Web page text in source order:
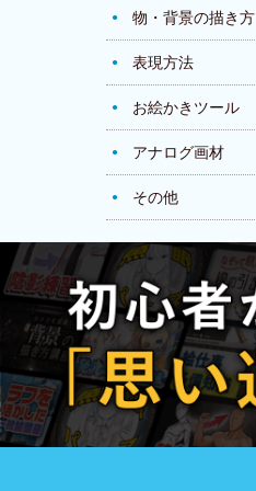
物・背景の描き方
表現方法
お絵かきツール
アナログ画材
その他